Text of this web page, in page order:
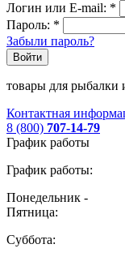
Логин или E-mail: *
Пароль: *
Забыли пароль?
Войти
товары для рыбалки
Контактная
8 (800) 707-14-79
График работы
График работы:
Понедельник -
Пятница:
Суббота: